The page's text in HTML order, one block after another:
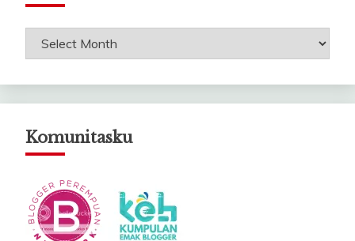
Arsip
Catatanku
Komunitasku